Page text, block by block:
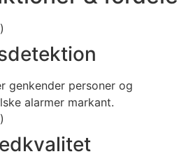
genkender personer og
alarmer markant.